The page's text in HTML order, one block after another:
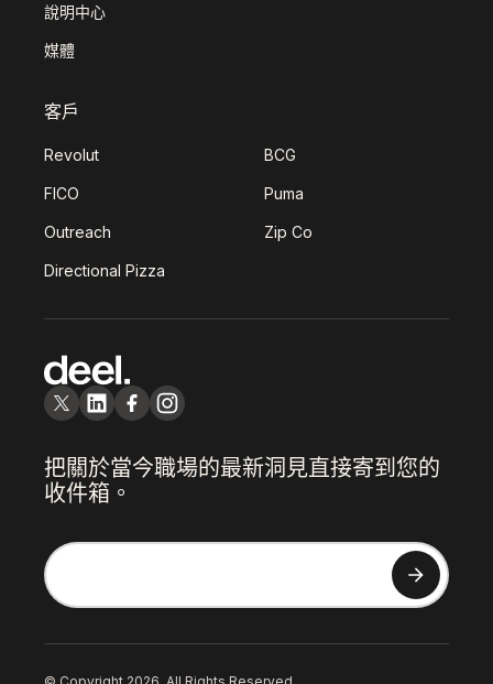
說明中心
媒體
客戶
Revolut BCG
FICO Puma
Outreach Zip Co
Directional Pizza
把關於當今職場的最新洞見直接寄到您的
收件箱。